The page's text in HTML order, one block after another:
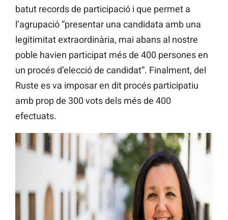
batut records de participació i que permet a
l’agrupació “presentar una candidata amb una
legitimitat extraordinària, mai abans al nostre
poble havien participat més de 400 persones en
un procés d’elecció de candidat”. Finalment, del
Ruste es va imposar en dit procés participatiu
amb prop de 300 vots dels més de 400
efectuats.